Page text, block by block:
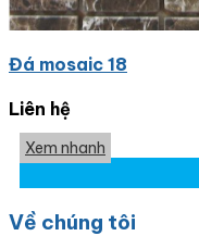
Đá mosaic 18
Liên hệ
Xem nhanh
Về chúng tôi